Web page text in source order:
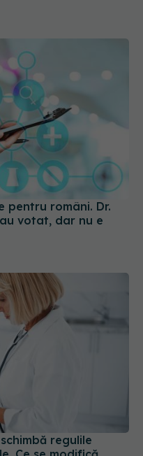
pentru români. Dr.
votat, dar nu e
regulile
Ce se modifică